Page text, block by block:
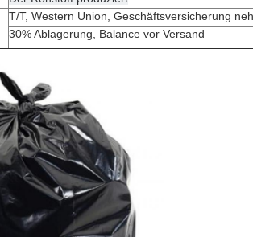
T/T, Western Union, Geschäftsversicherung
30% Ablagerung, Balance vor Versand